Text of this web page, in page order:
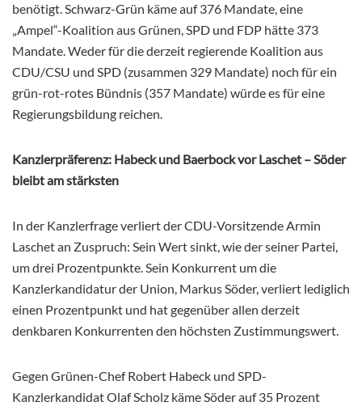
benötigt. Schwarz-Grün käme auf 376 Mandate, eine
„Ampel“-Koalition aus Grünen, SPD und FDP hätte 373
Mandate. Weder für die derzeit regierende Koalition aus
CDU/CSU und SPD (zusammen 329 Mandate) noch für ein
grün-rot-rotes Bündnis (357 Mandate) würde es für eine
Regierungsbildung reichen.
Kanzlerpräferenz: Habeck und Baerbock vor Laschet – Söder
bleibt am stärksten
In der Kanzlerfrage verliert der CDU-Vorsitzende Armin
Laschet an Zuspruch: Sein Wert sinkt, wie der seiner Partei,
um drei Prozentpunkte. Sein Konkurrent um die
Kanzlerkandidatur der Union, Markus Söder, verliert lediglich
einen Prozentpunkt und hat gegenüber allen derzeit
denkbaren Konkurrenten den höchsten Zustimmungswert.
Gegen Grünen-Chef Robert Habeck und SPD-
Kanzlerkandidat Olaf Scholz käme Söder auf 35 Prozent